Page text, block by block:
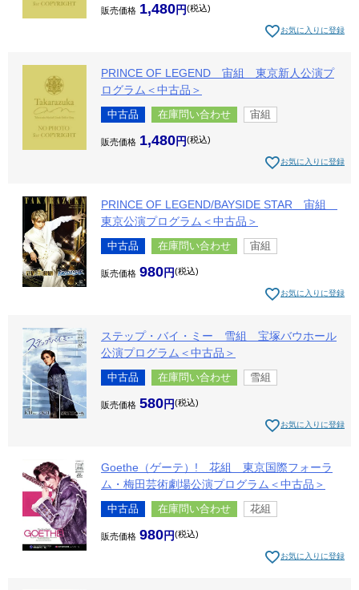
販売価格 1,480 税込
お気に入りに登録
PRINCE OF LEGEND 宙組 東京新人公演プ
ログラム＜中古品＞
中古品 在庫問い合わせ 宙組
販売価格 1,480 税込
お気に入りに登録
PRINCE OF LEGEND/BAYSIDE STAR 宙組
東京公演プログラム＜中古品＞
中古品 在庫問い合わせ 宙組
販売価格 980 税込
お気に入りに登録
ステップ・バイ・ミー 雪組 宝塚バウホール
公演プログラム＜中古品＞
中古品 在庫問い合わせ 雪組
販売価格 580 税込
お気に入りに登録
Goethe（ゲーテ）! 花組 東京国際フォーラ
ム・梅田芸術劇場公演プログラム＜中古品＞
中古品 在庫問い合わせ 花組
販売価格 980 税込
お気に入りに登録